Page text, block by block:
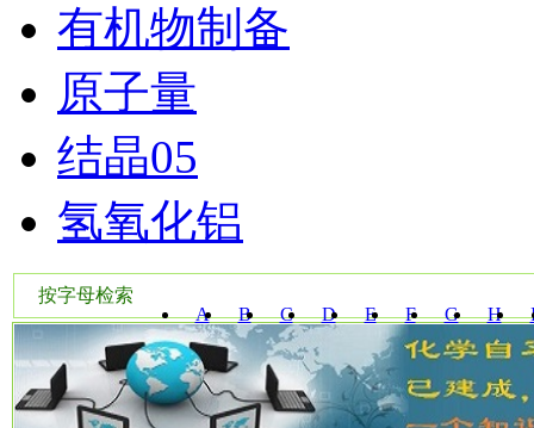
有机物制备
原子量
结晶05
氢氧化铝
按字母检索
A
B C D E F G H
W Y